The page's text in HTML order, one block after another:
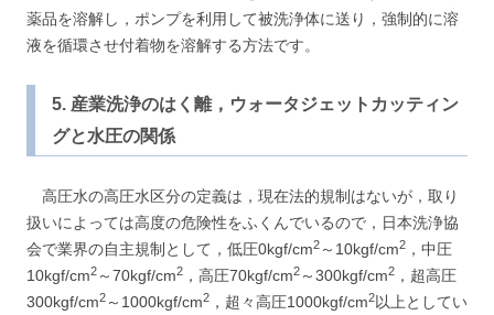
薬品を溶解し，ポンプを利用して被洗浄体に送り，強制的に溶
液を循環させ付着物を溶解する方法です。
5. 産業洗浄のはく離，ウォータジェットカッティン
グと水圧の関係
高圧水の高圧水区分の定義は，現在法的規制はないが，取り
扱いによっては高度の危険性をふくんでいるので，日本洗浄協
会で業界の自主規制として，低圧0kgf/cm2 ～10kgf/cm2 ，中圧
10kgf/cm2 ～70kgf/cm2 ，高圧70kgf/cm2 ～300kgf/cm2 ，超高圧
300kgf/cm2 ～1000kgf/cm2 ，超々高圧1000kgf/cm2以上としてい